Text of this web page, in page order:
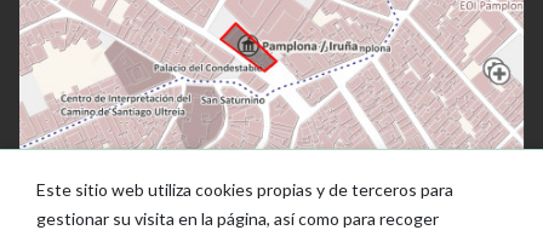
Este sitio web utiliza cookies propias y de terceros para
gestionar su visita en la página, así como para recoger